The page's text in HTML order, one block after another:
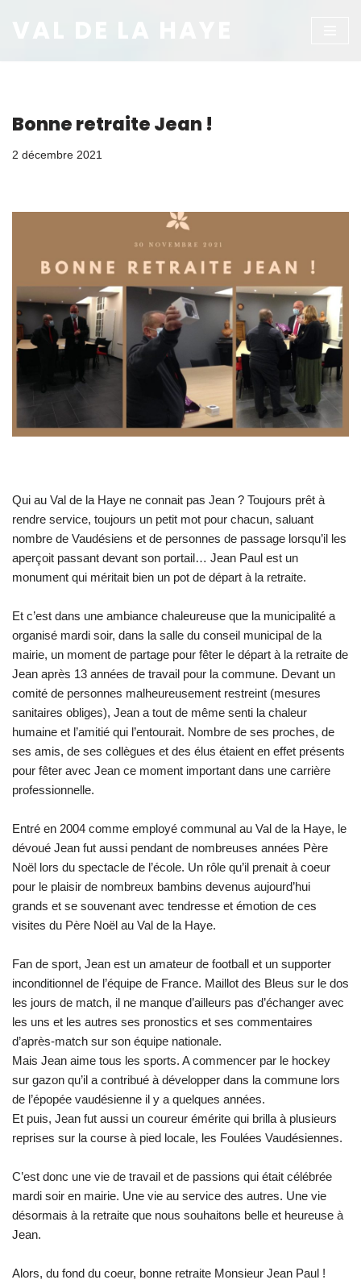
au
VAL DE LA HAYE
Bonne retraite Jean !
2 décembre 2021
Qui au Val de la Haye ne connait pas Jean ? Toujours prêt à
rendre service, toujours un petit mot pour chacun, saluant
nombre de Vaudésiens et de personnes de passage lorsqu’il les
aperçoit passant devant son portail… Jean Paul est un
monument qui méritait bien un pot de départ à la retraite.
Et c’est dans une ambiance chaleureuse que la municipalité a
organisé mardi soir, dans la salle du conseil municipal de la
mairie, un moment de partage pour fêter le départ à la retraite de
Jean après 13 années de travail pour la commune. Devant un
comité de personnes malheureusement restreint (mesures
sanitaires obliges), Jean a tout de même senti la chaleur
humaine et l’amitié qui l’entourait. Nombre de ses proches, de
ses amis, de ses collègues et des élus étaient en effet présents
pour fêter avec Jean ce moment important dans une carrière
professionnelle.
Entré en 2004 comme employé communal au Val de la Haye, le
dévoué Jean fut aussi pendant de nombreuses années Père
Noël lors du spectacle de l’école. Un rôle qu’il prenait à coeur
pour le plaisir de nombreux bambins devenus aujourd’hui
grands et se souvenant avec tendresse et émotion de ces
visites du Père Noël au Val de la Haye.
Fan de sport, Jean est un amateur de football et un supporter
inconditionnel de l’équipe de France. Maillot des Bleus sur le dos
les jours de match, il ne manque d’ailleurs pas d’échanger avec
les uns et les autres ses pronostics et ses commentaires
d’après-match sur son équipe nationale.
Mais Jean aime tous les sports. A commencer par le hockey
sur gazon qu’il a contribué à développer dans la commune lors
de l’épopée vaudésienne il y a quelques années.
Et puis, Jean fut aussi un coureur émérite qui brilla à plusieurs
reprises sur la course à pied locale, les Foulées Vaudésiennes.
C’est donc une vie de travail et de passions qui était célébrée
mardi soir en mairie. Une vie au service des autres. Une vie
désormais à la retraite que nous souhaitons belle et heureuse à
Jean.
Alors, du fond du coeur, bonne retraite Monsieur Jean Paul !